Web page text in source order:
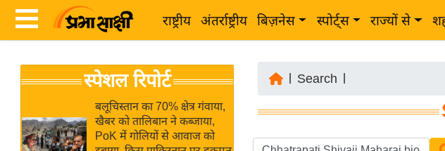
राष्ट्रीय अंतर्राष्ट्रीय बिज़नेस स्पोर्ट्स राज्यों से
News
Hindi
ब
र
स्पेशल रिपोर्ट
बलूचिस्तान का 70% क्षेत्र गंवाया,
खैबर को तालिबान ने कब्जाया,
PoK में गोलियों से आवाज को
Search